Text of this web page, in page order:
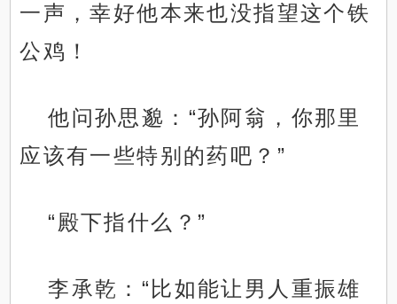
一声，幸好他本来也没指望这个铁
公鸡！
他问孙思邈：“孙阿翁，你那里
应该有一些特别的药吧？”
“殿下指什么？”
李承乾：“比如能让男人重振雄